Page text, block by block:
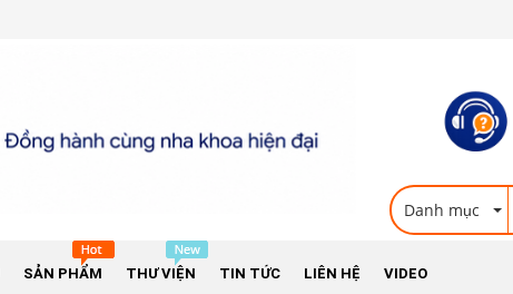
Danh mục
SẢN PHẨM THƯ VIỆN TIN TỨC LIÊN HỆ VIDEO